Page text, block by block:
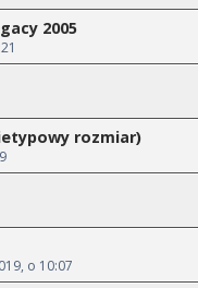
2005
rozmiar)
o 10:07